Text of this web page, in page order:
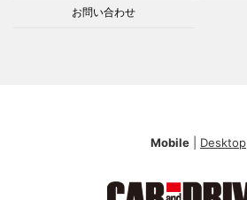
お問い合わせ
Mobile Desktop